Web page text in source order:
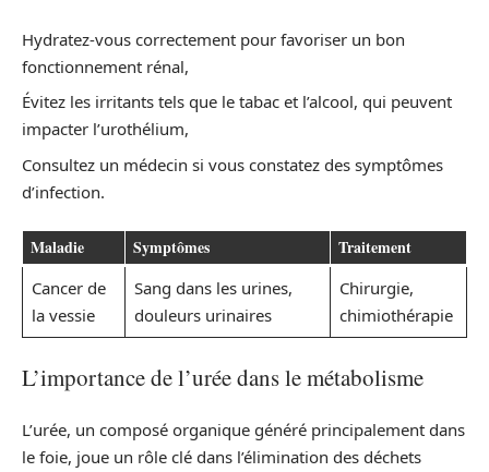
Hydratez-vous correctement pour favoriser un bon
fonctionnement rénal,
Évitez les irritants tels que le tabac et l’alcool, qui peuvent
impacter l’urothélium,
Consultez un médecin si vous constatez des symptômes
d’infection.
Maladie Symptômes Traitement
Cancer de
la vessie
Sang dans les urines,
douleurs urinaires
Chirurgie,
chimiothérapie
L’importance de l’urée dans le métabolisme
L’urée, un composé organique généré principalement dans
le foie, joue un rôle clé dans l’élimination des déchets